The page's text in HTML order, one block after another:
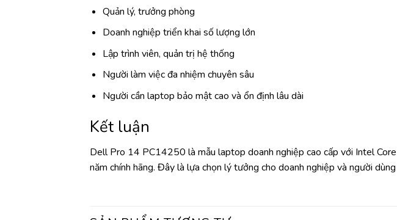
Quản lý, trưởng phòng
Doanh nghiệp triển khai số lượng lớn
Lập trình viên, quản trị hệ thống
Người làm việc đa nhiệm chuyên sâu
Người cần laptop bảo mật cao và ổn định lâu dài
Kết luận
Dell Pro 14 PC14250 là mẫu laptop doanh nghiệp cao cấp với Intel
năm chính hãng. Đây là lựa chọn lý tưởng cho doanh nghiệp và người